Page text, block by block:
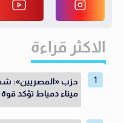
الاكثر قراءة
حزب «المصريين»:
ميناء دمياط تؤكد